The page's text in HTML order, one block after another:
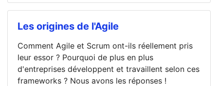
Les origines de l'Agile
Comment Agile et Scrum ont-ils réellement pris
leur essor ? Pourquoi de plus en plus
d'entreprises développent et travaillent selon ces
frameworks ? Nous avons les réponses !